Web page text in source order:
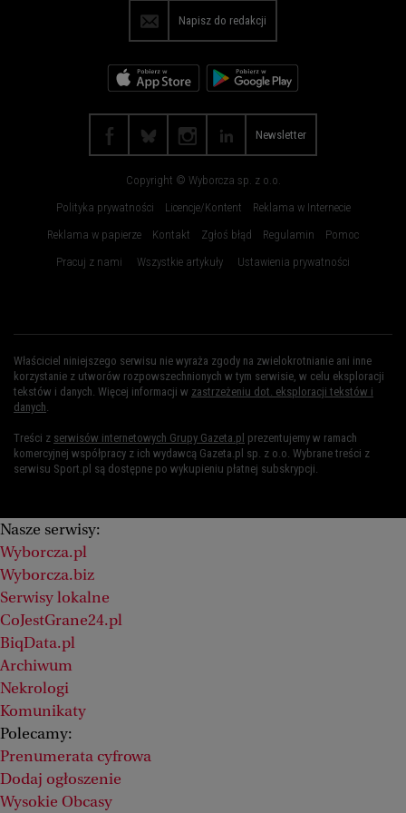
Poznań
Sosnowiec
Toruń
Wrocław
Zielona Góra
Napisz do redakcji
Newsletter
Copyright © Wyborcza sp. z o.o.
Polityka prywatności
Licencje/Kontent
Reklama w Internecie
Reklama w papierze
Kontakt Zgłoś błąd Regulamin
Pomoc
Pracuj z nami
Wszystkie artykuły Ustawienia prywatności
Właściciel niniejszego serwisu nie wyraża zgody na zwielokrotnianie ani inne
korzystanie z utworów rozpowszechnionych w tym serwisie, w celu eksploracji
tekstów i danych. Więcej informacji w zastrzeżeniu dot. eksploracji tekstów i
danych.
Treści z serwisów internetowych Grupy Gazeta.pl prezentujemy w ramach
komercyjnej współpracy z ich wydawcą Gazeta.pl sp. z o.o. Wybrane treści z
serwisu Sport.pl są dostępne po wykupieniu płatnej subskrypcji.
Nasze serwisy:
Wyborcza.pl
Wyborcza.biz
Serwisy lokalne
CoJestGrane24.pl
BiqData.pl
Archiwum
Nekrologi
Komunikaty
Polecamy:
Prenumerata cyfrowa
Dodaj ogłoszenie
Wysokie Obcasy